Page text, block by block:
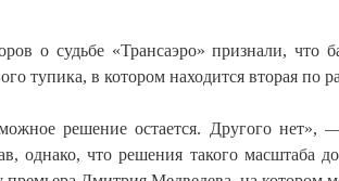
о судьбе «Трансаэро» признали, что
тупика, в котором находится вторая по
решение остается. Другого нет»,
однако, что решения такого масштаба